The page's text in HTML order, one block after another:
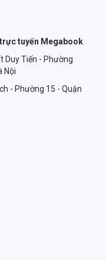
tuyến Megabook
Duy Tiến - Phường
Nội
- Phường 15 - Quận